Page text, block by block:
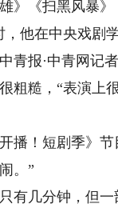
《扫黑风暴》
，他在中央戏剧
报·中青网记者
粗糙，“表演上
！短剧季》节
。”
几分钟，但一